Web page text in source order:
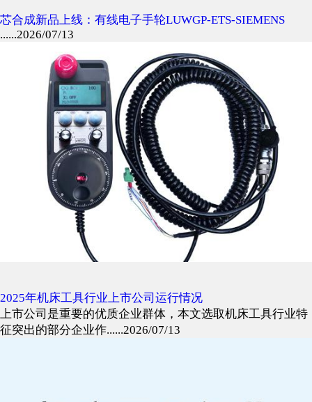
芯合成新品上线：有线电子手轮LUWGP-ETS-SIEMENS
......2026/07/13
2025年机床工具行业上市公司运行情况
上市公司是重要的优质企业群体，本文选取机床工具行业特
征突出的部分企业作......2026/07/13